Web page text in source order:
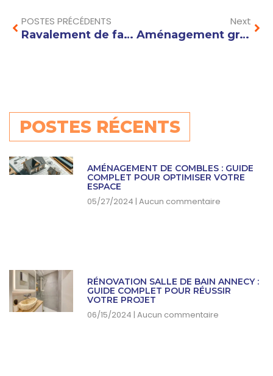
POSTES PRÉCÉDENTS
Ravalement de façade moderne : techniques et matériaux innovants à connaître
Next
Aménagement grange : créer un espace de vie chaleureux et confortable
POSTES RÉCENTS
AMÉNAGEMENT DE COMBLES : GUIDE
COMPLET POUR OPTIMISER VOTRE
ESPACE
05/27/2024 Aucun commentaire
RÉNOVATION SALLE DE BAIN ANNECY :
GUIDE COMPLET POUR RÉUSSIR
VOTRE PROJET
06/15/2024 Aucun commentaire